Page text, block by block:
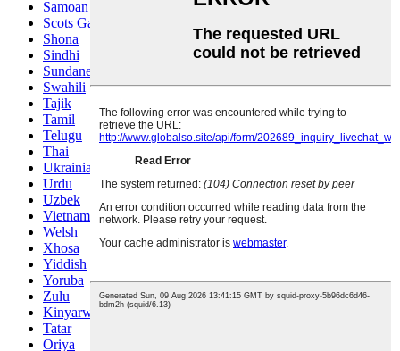
Samoan
Scots Gaelic
Shona
Sindhi
Sundanese
Swahili
Tajik
Tamil
Telugu
Thai
Ukrainian
Urdu
Uzbek
Vietnamese
Welsh
Xhosa
Yiddish
Yoruba
Zulu
Kinyarwanda
Tatar
Oriya